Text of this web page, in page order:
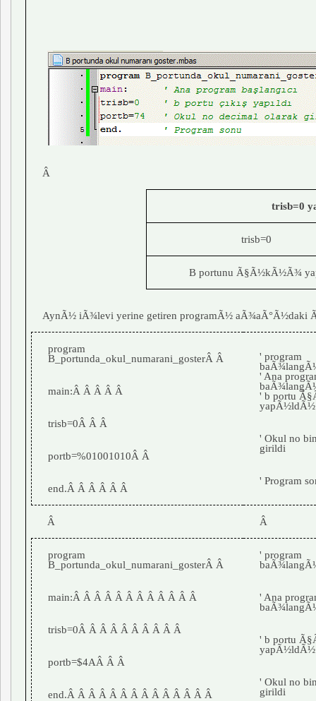
Â
trisb=0
trisb=0
B portunu Ã§Ã½kÃ½Ã¾
AynÃ½ iÃ¾levi yerine getiren programÃ½ aÃ¾aÃ°Ã½daki
program
B_portunda_okul_numarani_gosterÂ Â
main:Â Â Â Â Â
trisb=0Â Â Â
portb=%01001010Â Â
end.Â Â Â Â Â Â
' program
' Ana
' b portu
yapÃ½ldÃ½
' Okul no
girildi
' Program
Â Â
program
B_portunda_okul_numarani_gosterÂ Â
main:Â Â Â Â Â Â Â Â Â Â Â Â
trisb=0Â Â Â Â Â Â Â Â Â Â
portb=$4AÂ Â Â
end.Â Â Â Â Â Â Â Â Â Â Â Â Â Â
' program
' Ana
' b portu
yapÃ½ldÃ½
' Okul no
girildi